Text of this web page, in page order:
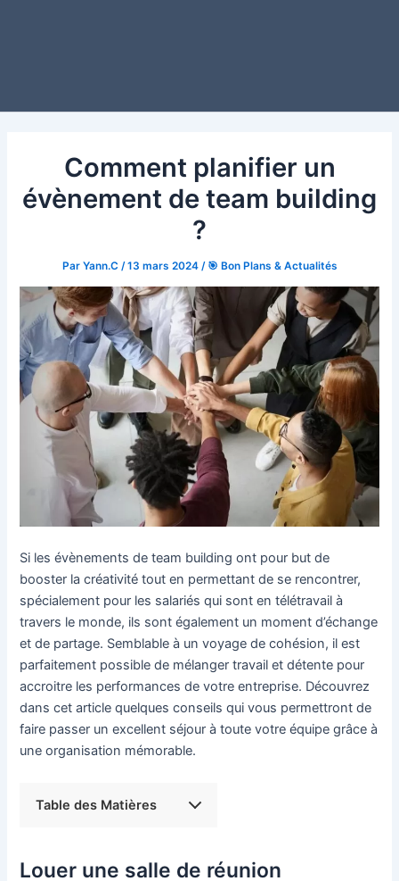
Comment planifier un
évènement de team building
?
Par Yann.C /13 mars 2024 / 🎯 Bon Plans & Actualités
Si les évènements de team building ont pour but de
booster la créativité tout en permettant de se rencontrer,
spécialement pour les salariés qui sont en télétravail à
travers le monde, ils sont également un moment d’échange
et de partage. Semblable à un voyage de cohésion, il est
parfaitement possible de mélanger travail et détente pour
accroitre les performances de votre entreprise. Découvrez
dans cet article quelques conseils qui vous permettront de
faire passer un excellent séjour à toute votre équipe grâce à
une organisation mémorable.
Table des Matières
Louer une salle de réunion